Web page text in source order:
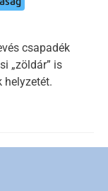
csapadék
„zöldár” is
helyzetét.